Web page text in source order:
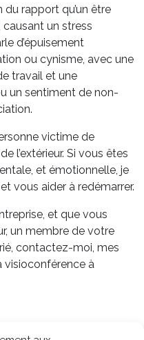
rapport qu’un être
un stress
d’épuisement
ou cynisme, avec une
travail et une
un sentiment de non-
victime de
l’extérieur. Si vous êtes
et émotionnelle, je
vous aider à redémarrer.
et que vous
un membre de votre
contactez-moi, mes
visioconférence à
du